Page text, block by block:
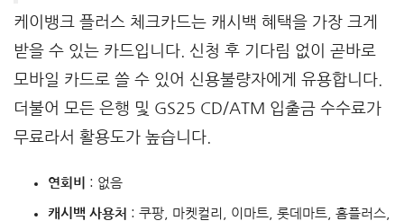
케이뱅크 플러스 체크카드는 캐시백 혜택을 가장 크게
받을 수 있는 카드입니다. 신청 후 기다림 없이 곧바로
모바일 카드로 쓸 수 있어 신용불량자에게 유용합니다.
더불어 모든 은행 및 GS25 CD/ATM 입출금 수수료가
무료라서 활용도가 높습니다.
연회비 : 없음
캐시백 사용처 : 쿠팡, 마켓컬리, 이마트, 롯데마트, 홈플러스,